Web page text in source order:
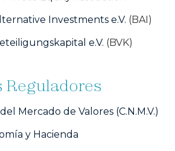
Investments e.V. (BAI)
e.V. (BVK)
Reguladores
Mercado de Valores (C.N.M.V.)
y Hacienda